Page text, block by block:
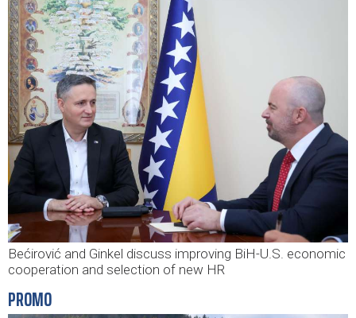
Bećirović and Ginkel discuss improving BiH-U.S. economic
cooperation and selection of new HR
PROMO